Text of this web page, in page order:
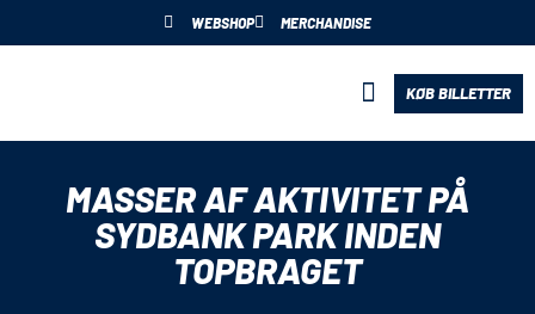
WEBSHOP MERCHANDISE
KØB BILLETTER
MASSER AF AKTIVITET PÅ
SYDBANK PARK INDEN
TOPBRAGET